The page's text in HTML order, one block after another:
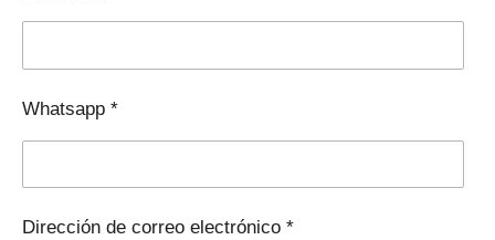
Whatsapp *
Dirección de correo electrónico *